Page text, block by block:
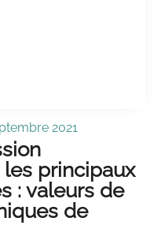
2021
principaux
: valeurs de
de